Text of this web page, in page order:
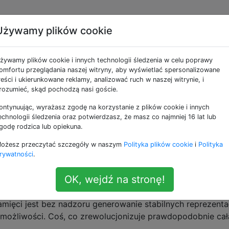
inteligencji
pilota palmowego, opublikował bardzo interesującą
szczegółowo opisuje teorię działania ludzkiej kory
pamięcii ma kilka uderzających cech, na
także odgórne przetwarzanie informacji i zdolność do
różnych przyszłych scenariuszy (zgodnie z
jest bez nadzoru generowanie stabilnych
Coś, co zrewolucjonizuje prawdopodobnie
plików cookie
plików cookie i innych technologii śledzenia w celu poprawy
przeglądania naszej witryny, aby wyświetlać spersonalizowane
i ukierunkowane reklamy, analizować ruch w naszej witrynie, i
skąd pochodzą nasi goście.
wyrażasz zgodę na korzystanie z plików cookie i innych
śledzenia oraz potwierdzasz, że masz co najmniej 16 lat lub
rodzica lub opiekuna.
przeczytać szczegóły w naszym Polityka plików cookie i Polityka
.
OK, wejdź na stronę!